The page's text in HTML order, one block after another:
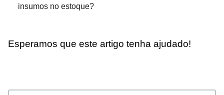
insumos no estoque?
Esperamos que este artigo tenha ajudado!